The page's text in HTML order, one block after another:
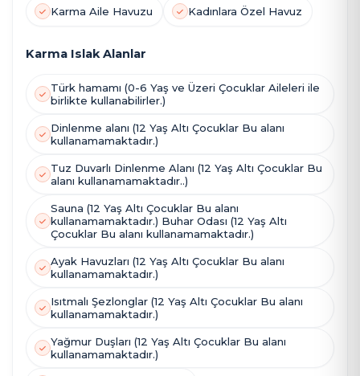
Karma Aile Havuzu Kadınlara Özel Havuz
Karma Islak Alanlar
Türk hamamı (0-6 Yaş ve Üzeri Çocuklar Aileleri ile
birlikte kullanabilirler.)
Dinlenme alanı (12 Yaş Altı Çocuklar Bu alanı
kullanamamaktadır.)
Tuz Duvarlı Dinlenme Alanı (12 Yaş Altı Çocuklar Bu
alanı kullanamamaktadır..)
Sauna (12 Yaş Altı Çocuklar Bu alanı
kullanamamaktadır.) Buhar Odası (12 Yaş Altı
Çocuklar Bu alanı kullanamamaktadır.)
Ayak Havuzları (12 Yaş Altı Çocuklar Bu alanı
kullanamamaktadır.)
Isıtmalı Şezlonglar (12 Yaş Altı Çocuklar Bu alanı
kullanamamaktadır.)
Yağmur Duşları (12 Yaş Altı Çocuklar Bu alanı
kullanamamaktadır.)